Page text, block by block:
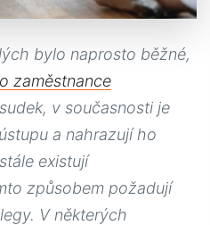
bylo naprosto běžné,
zaměstnance
v současnosti je
a nahrazují ho
existují
způsobem požadují
V některých